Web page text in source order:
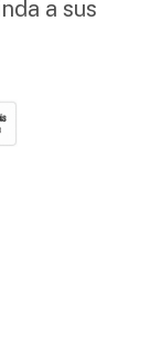
a sus